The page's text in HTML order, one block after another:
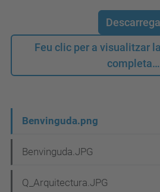
Descarrega
Feu clic per a visualitzar
completa…
a
v
Benvinguda.png
Benvinguda.JPG
Q_Arquitectura.JPG